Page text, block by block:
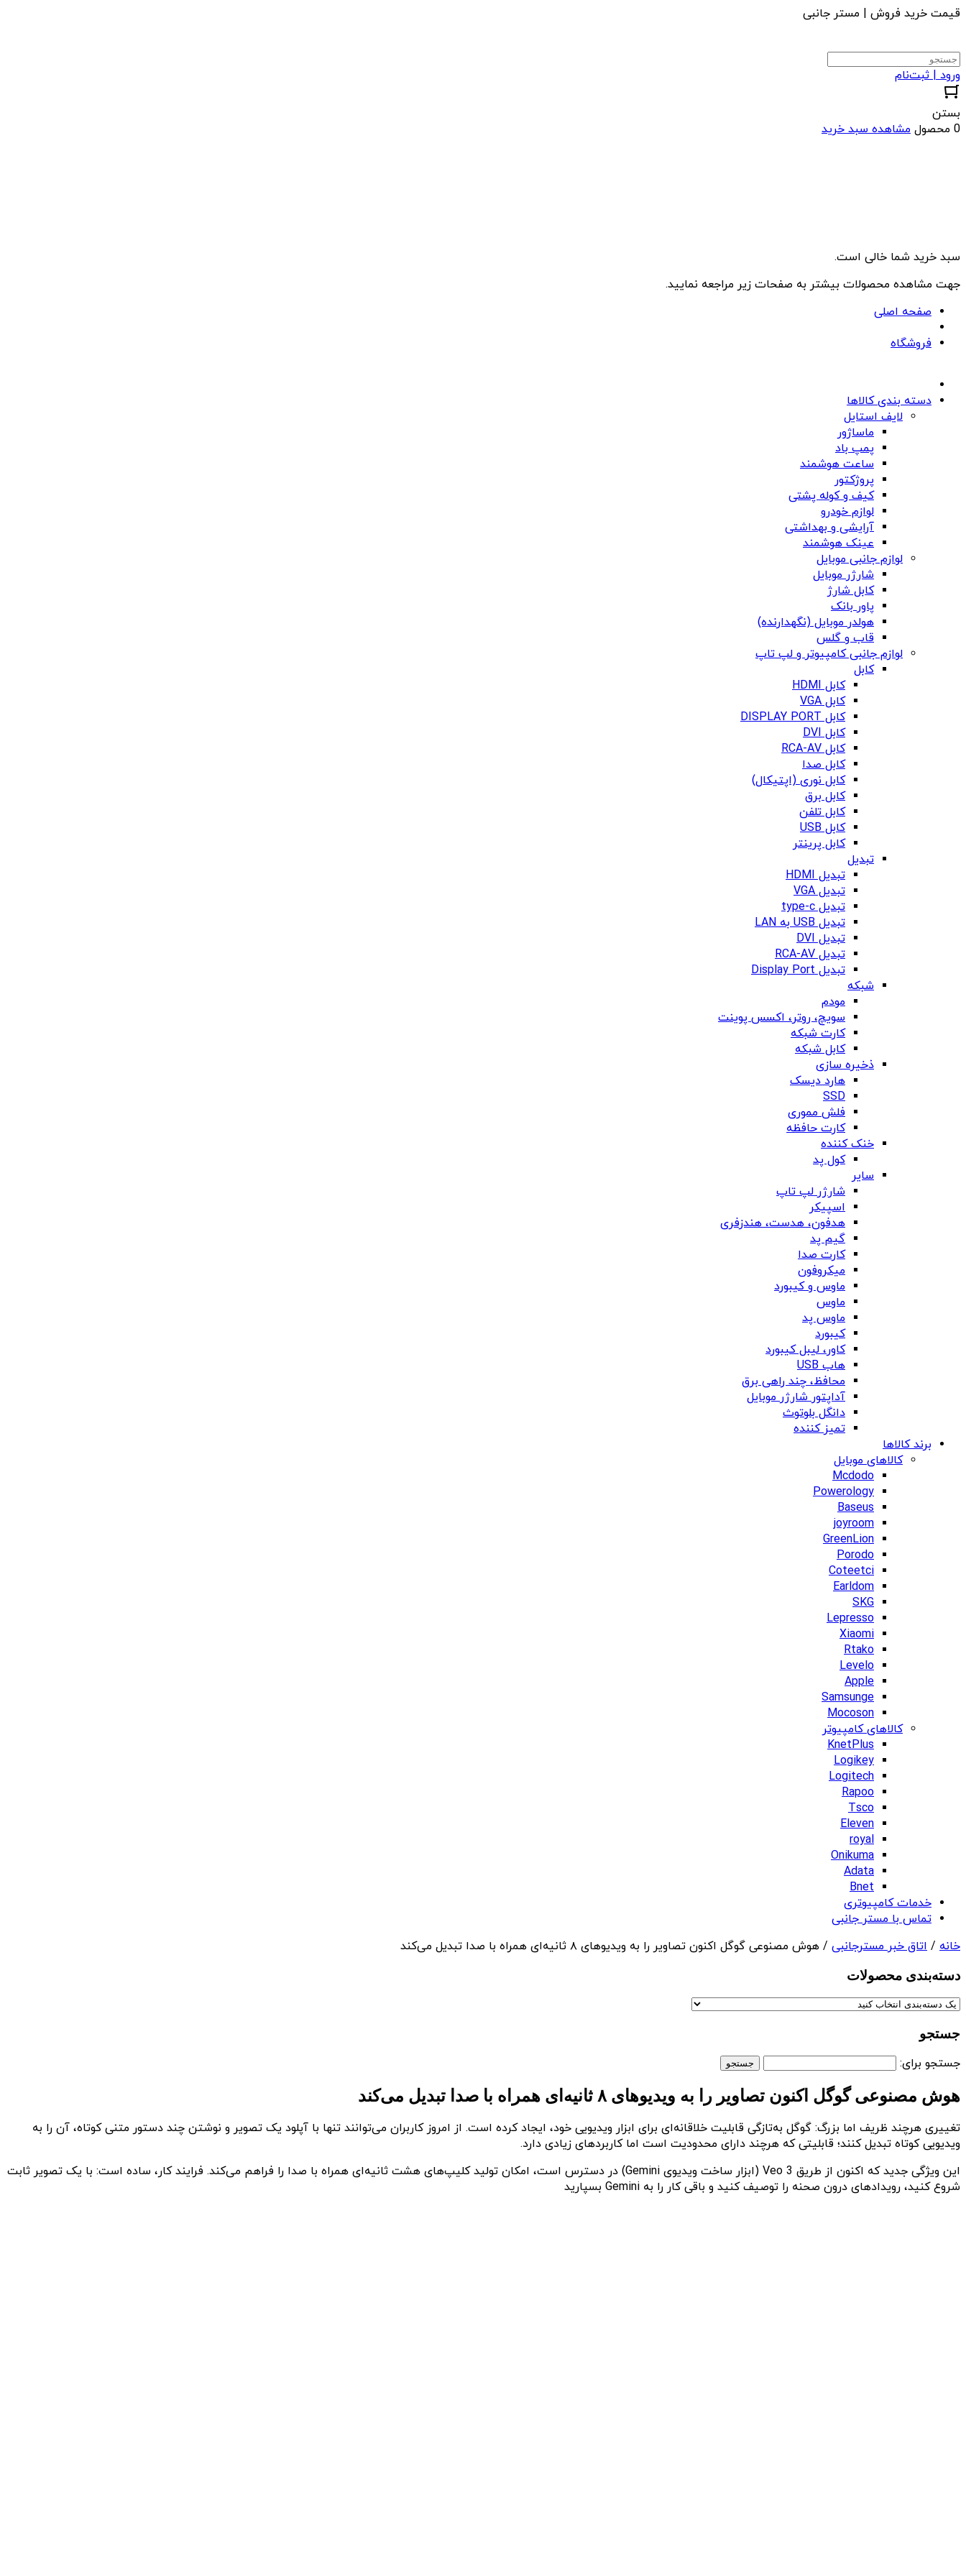
قیمت خرید فروش | مستر جانبی
ورود | ثبت‌نام
بستن
0 محصول
مشاهده سبد خرید
سبد خرید شما خالی است.
جهت مشاهده محصولات بیشتر به صفحات زیر مراجعه نمایید.
صفحه اصلی
فروشگاه
دسته بندی کالاها
لایف استایل
ماساژور
پمپ باد
ساعت هوشمند
پروژکتور
کیف و کوله پشتی
لوازم خودرو
آرایشی و بهداشتی
عینک هوشمند
لوازم جانبی موبایل
شارژر موبایل
کابل شارژ
پاور بانک
هولدر موبایل (نگهدارنده)
قاب و گلس
لوازم جانبی کامپیوتر و لپ تاپ
کابل
کابل HDMI
کابل VGA
کابل DISPLAY PORT
کابل DVI
کابل RCA-AV
کابل صدا
کابل نوری (اپتیکال)
کابل برق
کابل تلفن
کابل USB
کابل پرینتر
تبدیل
تبدیل HDMI
تبدیل VGA
تبدیل type-c
تبدیل USB به LAN
تبدیل DVI
تبدیل RCA-AV
تبدیل Display Port
شبکه
مودم
سویچ، روتر، اکسس پوینت
کارت شبکه
کابل شبکه
ذخیره سازی
هارد دیسک
SSD
فلش مموری
کارت حافظه
خنک کننده
کول پد
سایر
شارژر لپ تاپ
اسپیکر
هدفون، هدست، هندزفری
گیم پد
کارت صدا
میکروفون
ماوس و کیبورد
ماوس
ماوس پد
کیبورد
کاور، لیبل کیبورد
هاب USB
محافظ، چند راهی برق
آداپتور شارژر موبایل
دانگل بلوتوث
تمیز کننده
برند کالاها
کالاهای موبایل
Mcdodo
Powerology
Baseus
joyroom
GreenLion
Porodo
Coteetci
Earldom
SKG
Lepresso
Xiaomi
Rtako
Levelo
Apple
Samsunge
Mocoson
کالاهای کامپیوتر
KnetPlus
Logikey
Logitech
Rapoo
Tsco
Eleven
royal
Onikuma
Adata
Bnet
خدمات کامپیوتری
تماس با مستر جانبی
خانه / اتاق خبر مسترجانبی / هوش مصنوعی گوگل اکنون تصاویر را به ویدیوهای ۸ ثانیه‌ای همراه با صدا تبدیل می‌کند
دسته‌بندی‌ محصولات
جستجو
جستجو برای:
هوش مصنوعی گوگل اکنون تصاویر را به ویدیوهای ۸ ثانیه‌ای همراه با صدا تبدیل می‌کند
تغییری هرچند ظریف اما بزرگ: گوگل به‌تازگی قابلیت خلاقانه‌ای برای ابزار ویدیویی خود، ایجاد کرده است. از امروز کاربران می‌توانند تنها با آپلود یک تصویر و نوشتن چند دستور متنی کوتاه، آن را به
ویدیویی کوتاه تبدیل کنند؛ قابلیتی که هرچند دارای محدودیت است اما کاربردهای زیادی دارد.
این ویژگی جدید که اکنون از طریق Veo 3 (ابزار ساخت ویدیوی Gemini) در دسترس است، امکان تولید کلیپ‌های هشت ثانیه‌ای همراه با صدا را فراهم می‌کند. فرایند کار، ساده است: با یک تصویر ثابت
شروع کنید، رویدادهای درون صحنه را توصیف کنید و باقی کار را به Gemini بسپارید